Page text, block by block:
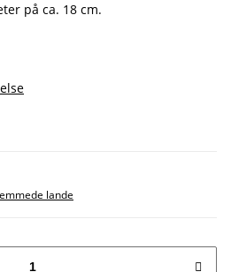
på ca. 18 cm.
lande